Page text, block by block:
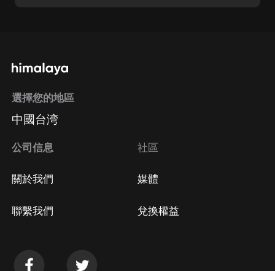
選擇您的地區
中國台湾
公司信息
關於我們
聯繫我們
社區
媒體
兌換權益